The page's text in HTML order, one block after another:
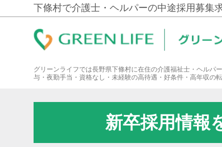
下條村で介護士・ヘルパーの中途採用募集
グリーンライフでは長野県下條村に在住の介護福祉士・ヘルパ
与・夜勤手当・資格なし・未経験の高待遇・好条件・高年収の
新卒採用情報